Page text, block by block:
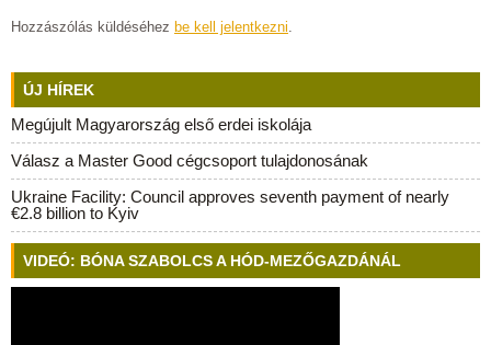
Hozzászólás küldéséhez be kell jelentkezni.
ÚJ HÍREK
Megújult Magyarország első erdei iskolája
Válasz a Master Good cégcsoport tulajdonosának
Ukraine Facility: Council approves seventh payment of nearly
€2.8 billion to Kyiv
VIDEÓ: BÓNA SZABOLCS A HÓD-MEZŐGAZDÁNÁL